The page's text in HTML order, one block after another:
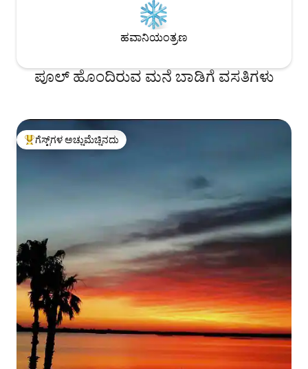
ಹವಾನಿಯಂತ್ರಣ
ಪೂಲ್ ಹೊಂದಿರುವ ಮನೆ ಬಾಡಿಗೆ ವಸತಿಗಳು
ಗೆಸ್ಟ್‌ಗಳಿಗೆ ಅತಿ ಹೆಚ್ಚು ಅಚ್ಚುಮೆಚ್ಚಿನದು
ಗೆಸ್ಟ್‌ಗಳ ಅಚ್ಚುಮೆಚ್ಚಿನದು